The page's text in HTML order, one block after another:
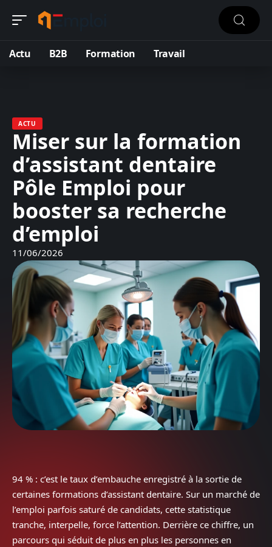
Actu B2B Formation Travail
ACTU
Miser sur la formation
d’assistant dentaire
Pôle Emploi pour
booster sa recherche
d’emploi
11/06/2026
94 % : c’est le taux d’embauche enregistré à la sortie de
certaines formations d’assistant dentaire. Sur un marché de
l’emploi parfois saturé de candidats, cette statistique
tranche, interpelle, force l’attention. Derrière ce chiffre, un
parcours qui séduit de plus en plus les personnes en